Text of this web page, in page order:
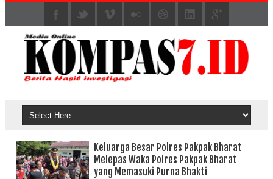
Keluarga Besar Polres Pakpak Bharat
Melepas Waka Polres Pakpak Bharat
yang Memasuki Purna Bhakti